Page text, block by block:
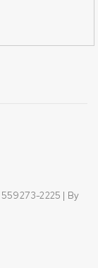
559273-2225 | By